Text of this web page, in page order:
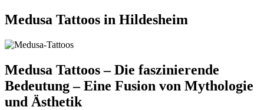
Medusa Tattoos in Hildesheim
Medusa Tattoos – Die faszinierende
Bedeutung – Eine Fusion von Mythologie
und Ästhetik